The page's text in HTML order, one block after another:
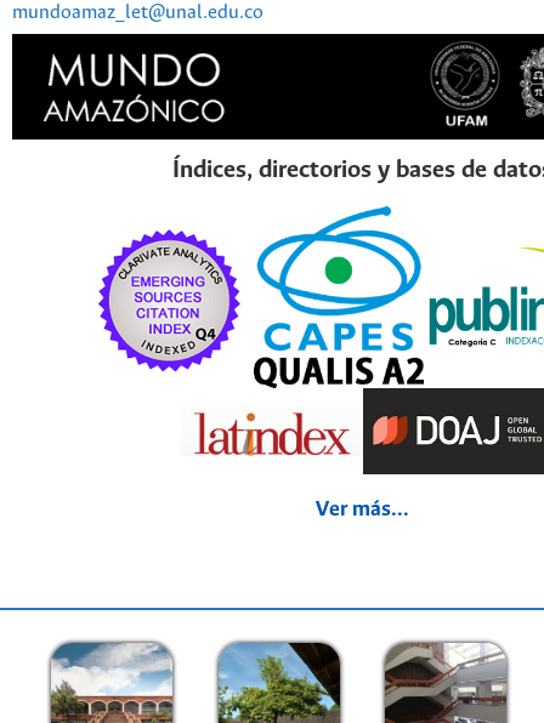
mundoamaz_let@unal.edu.co
Índices, directorios y bases de
Ver más...